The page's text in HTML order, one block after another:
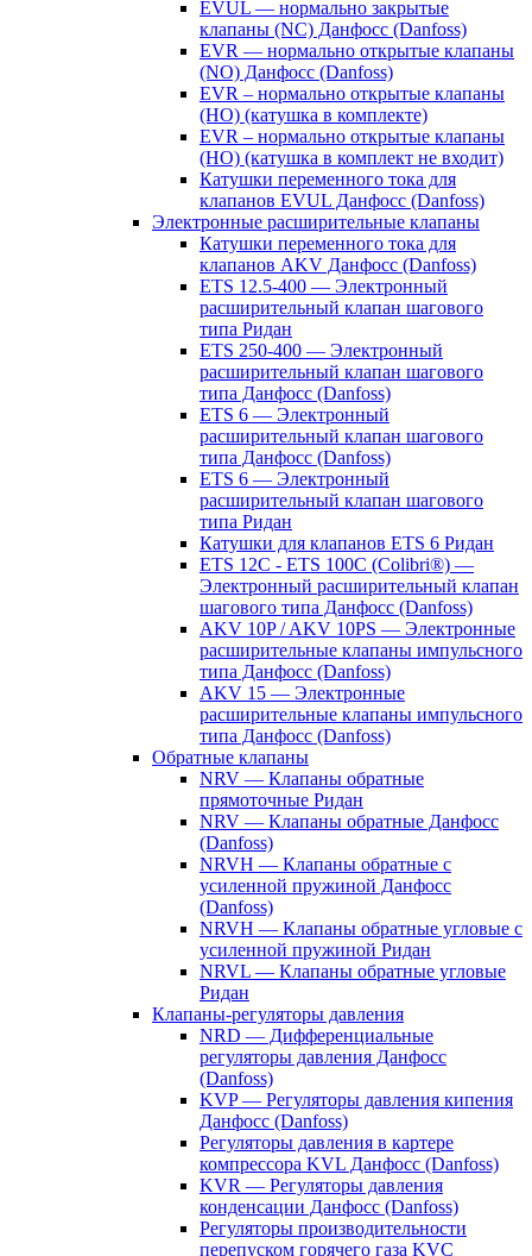
EVUL — нормально закрытые
клапаны (NC) Данфосс (Danfoss)
EVR — нормально открытые клапаны
(NO) Данфосс (Danfoss)
EVR – нормально открытые клапаны
(НО) (катушка в комплекте)
EVR – нормально открытые клапаны
(НО) (катушка в комплект не входит)
Катушки переменного тока для
клапанов EVUL Данфосс (Danfoss)
Электронные расширительные клапаны
Катушки переменного тока для
клапанов AKV Данфосс (Danfoss)
ETS 12.5-400 — Электронный
расширительный клапан шагового
типа Ридан
ETS 250-400 — Электронный
расширительный клапан шагового
типа Данфосс (Danfoss)
ETS 6 — Электронный
расширительный клапан шагового
типа Данфосс (Danfoss)
ETS 6 — Электронный
расширительный клапан шагового
типа Ридан
Катушки для клапанов ETS 6 Ридан
ETS 12C - ETS 100C (Colibri®) —
Электронный расширительный клапан
шагового типа Данфосс (Danfoss)
AKV 10P / AKV 10PS — Электронные
расширительные клапаны импульсного
типа Данфосс (Danfoss)
AKV 15 — Электронные
расширительные клапаны импульсного
типа Данфосс (Danfoss)
Обратные клапаны
NRV — Клапаны обратные
прямоточные Ридан
NRV — Клапаны обратные Данфосс
(Danfoss)
NRVH — Клапаны обратные с
усиленной пружиной Данфосс
(Danfoss)
NRVH — Клапаны обратные угловые с
усиленной пружиной Ридан
NRVL — Клапаны обратные угловые
Ридан
Клапаны-регуляторы давления
NRD — Дифференциальные
регуляторы давления Данфосс
(Danfoss)
KVP — Регуляторы давления кипения
Данфосс (Danfoss)
Регуляторы давления в картере
компрессора KVL Данфосс (Danfoss)
KVR — Регуляторы давления
конденсации Данфосс (Danfoss)
Регуляторы производительности
перепуском горячего газа KVC